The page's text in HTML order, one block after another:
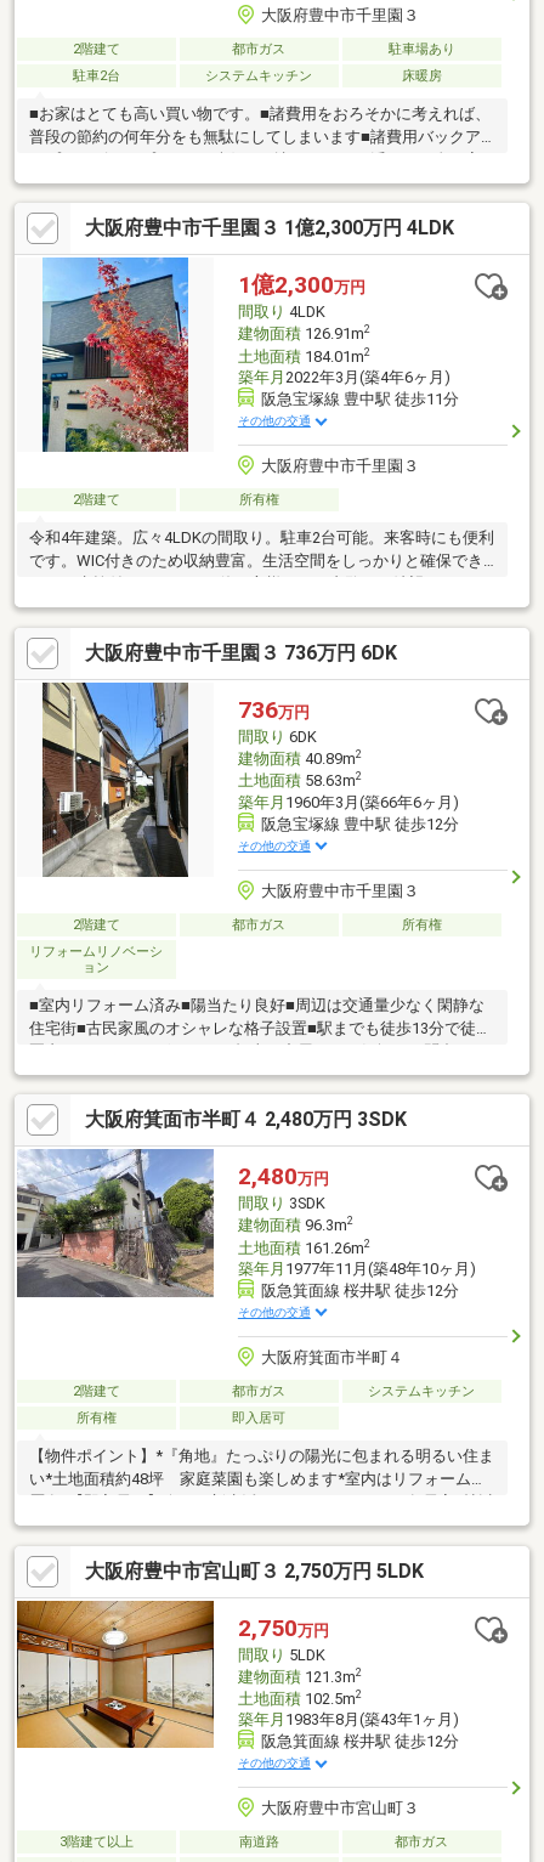
大阪府豊中市千里園３
2階建て 都市ガス
駐車場あり
駐車2台
システムキッチン 床暖房
■お家はとても高い買い物です。■諸費用をおろそかに考えれば、
普段の節約の何年分をも無駄にしてしまいます■諸費用バックア
ップサービスはプレゼント欄をご確認ください■浮いたお金は家
具・家電・引越代などにお使いください！■諸費用明細書はご内
覧時に持参致しますので何でもご質問ください。■ハウスエンテ
はお客様の味方で相談相手です。①阪急宝塚線「豊中」駅から徒
歩圏内に位置する、2022年築の中古一戸建て。ゆとりのある4LDK
の間取りです。②約61坪の敷地には収納力のあるウォークインク
ローゼットやシューズインクロークなど、暮らしを快適にする設
備が充実しています。
大阪府豊中市千里園３ 1億2,300万円 4LDK
1億2,300万円
間取り 4LDK
建物面積126.91m2
土地面積184.01m2
築年月 2022年3月(築4年6ヶ月)
阪急宝塚線 豊中駅 徒歩11分
その他の交通
大阪府豊中市千里園３
2階建て 所有権
令和4年建築。広々4LDKの間取り。駐車2台可能。来客時にも便利
です。WIC付きのため収納豊富。生活空間をしっかりと確保でき
気軽にお問い合わせください！
大阪府豊中市千里園３ 736万円 6DK
736万円
間取り 6DK
建物面積40.89m2
土地面積58.63m2
築年月 1960年3月(築66年6ヶ月)
阪急宝塚線 豊中駅 徒歩12分
その他の交通
大阪府豊中市千里園３
2階建て 都市ガス
所有権
リフォームリノベーシ
ョン
■室内リフォーム済み■陽当たり良好■周辺は交通量少なく閑静な
住宅街■古民家風のオシャレな格子設置■駅までも徒歩13分で徒歩
圏内にスパーもございます。担当の中屋までお気軽にお問合せく
ださい。
大阪府箕面市半町４ 2,480万円 3SDK
2,480万円
間取り 3SDK
建物面積96.3m2
土地面積161.26m2
築年月 1977年11月(築48年10ヶ月)
阪急箕面線 桜井駅 徒歩12分
その他の交通
大阪府箕面市半町４
2階建て 都市ガス
システムキッチン
所有権
即入居可
【物件ポイント】*『角地』たっぷりの陽光に包まれる明るい住ま
い*土地面積約48坪 家庭菜園も楽しめます*室内はリフォーム履
上を確保 ゆったりした間取りプラン*各居室収納＋納戸『収納力
の高いプラン』*２階には8畳和室＋6畳和室 ほっこりできる空間
*阪急箕面線「桜井駅」徒歩12分*毎日のお買物や子育て施設が充
実*2023年 給湯器交換済◆建物状況調査報告書有 安心の中古
戸建◆～現況は空家につき気兼ねなくご内覧可能です～
大阪府豊中市宮山町３ 2,750万円 5LDK
2,750万円
間取り 5LDK
建物面積121.3m2
土地面積102.5m2
築年月 1983年8月(築43年1ヶ月)
阪急箕面線 桜井駅 徒歩12分
その他の交通
大阪府豊中市宮山町３
3階建て以上 南道路
都市ガス